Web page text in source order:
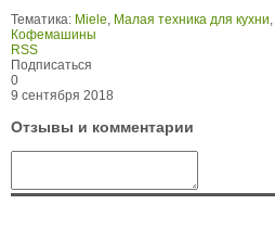
Тематика: Miele, Малая техника для кухни,
Кофемашины
RSS
Подписаться
0
9 сентября 2018
Отзывы и комментарии